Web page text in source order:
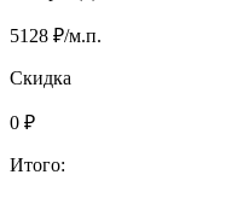
5128 ₽/м.п.
Скидка
0 ₽
Итого: